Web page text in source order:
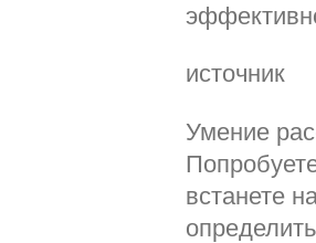
источник
Умение
встанете